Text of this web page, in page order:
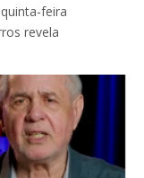
feira
revela